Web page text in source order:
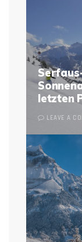
letzten
LEAVE A